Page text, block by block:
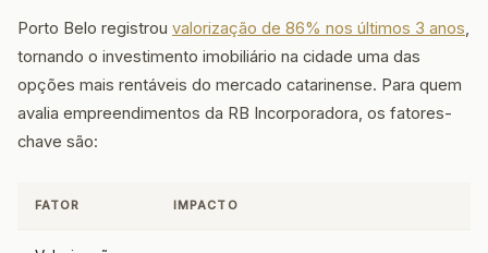
Porto Belo registrou valorização de 86% nos últimos 3 anos,
tornando o investimento imobiliário na cidade uma das
opções mais rentáveis do mercado catarinense. Para quem
avalia empreendimentos da RB Incorporadora, os fatores-
chave são:
FATOR IMPACTO